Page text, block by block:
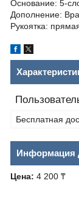
Основание: 5-
Дополнение:
Рукоятка:
Бесплатная
Информация
Цена: 4 200 ₸